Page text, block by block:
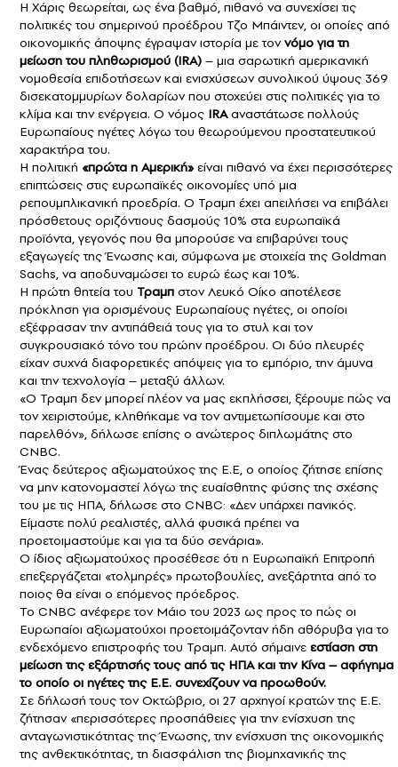
Η Χάρις θεωρείται, ως ένα βαθμό, πιθανό να συνεχίσει τις
πολιτικές του σημερινού προέδρου Τζο Μπάιντεν, οι οποίες από
οικονομικής άποψης έγραψαν ιστορία με τοννόμο για τη
μείωση του πληθωρισμού (IRA) – μια σαρωτική αμερικανική
νομοθεσία επιδοτήσεων και ενισχύσεων συνολικού ύψους 369
δισεκατομμυρίων δολαρίων που στοχεύει στις πολιτικές για το
κλίμα και την ενέργεια. Ο νόμος IRAαναστάτωσε πολλούς
Ευρωπαίους ηγέτες λόγω του θεωρούμενου προστατευτικού
χαρακτήρα του.
Η πολιτική «πρώτα η Αμερική» είναι πιθανό να έχει περισσότερες
επιπτώσεις στις ευρωπαϊκές οικονομίες υπό μια
ρεπουμπλικανική προεδρία. Ο Τραμπ έχει απειλήσει να επιβάλει
πρόσθετους οριζόντιους δασμούς 10% στα ευρωπαϊκά
προϊόντα, γεγονός που θα μπορούσε να επιβαρύνει τους
εξαγωγείς της Ένωσης και, σύμφωνα με στοιχεία της Goldman
Sachs, να αποδυναμώσει το ευρώ έως και 10%.
Η πρώτη θητεία του Τραμπ στον Λευκό Οίκο αποτέλεσε
πρόκληση για ορισμένους Ευρωπαίους ηγέτες, οι οποίοι
εξέφρασαν την αντιπάθειά τους για το στυλ και τον
συγκρουσιακό τόνο του πρώην προέδρου. Οι δύο πλευρές
είχαν συχνά διαφορετικές απόψεις για το εμπόριο, την άμυνα
και την τεχνολογία – μεταξύ άλλων.
«Ο Τραμπ δεν μπορεί πλέον να μας εκπλήσσει, ξέρουμε πώς να
τον χειριστούμε, κληθήκαμε να τον αντιμετωπίσουμε και στο
παρελθόν», δήλωσε επίσης ο ανώτερος διπλωμάτης στο
CNBC.
Ένας δεύτερος αξιωματούχος της Ε.Ε, ο οποίος ζήτησε επίσης
να μην κατονομαστεί λόγω της ευαίσθητης φύσης της σχέσης
του με τις ΗΠΑ, δήλωσε στο CNBC: «Δεν υπάρχει πανικός.
Είμαστε πολύ ρεαλιστές, αλλά φυσικά πρέπει να
προετοιμαστούμε και για τα δύο σενάρια».
Ο ίδιος αξιωματούχος προσέθεσε ότι η Ευρωπαϊκή Επιτροπή
επεξεργάζεται «τολμηρές» πρωτοβουλίες, ανεξάρτητα από το
ποιος θα είναι ο επόμενος πρόεδρος.
Το CNBC ανέφερε τον Μάιο του 2023 ως προς το πώς οι
Ευρωπαίοι αξιωματούχοι προετοιμάζονταν ήδη αθόρυβα για το
ενδεχόμενο επιστροφής του Τραμπ. Αυτό σήμαινε εστίαση στη
μείωση της εξάρτησής τους από τις ΗΠΑκαι την Κίνα – αφήγημα
το οποίο οι ηγέτες της Ε.Ε. συνεχίζουν να προωθούν.
Σε δήλωσή τους τον Οκτώβριο, οι 27 αρχηγοί κρατών της Ε.Ε.
ζήτησαν «περισσότερες προσπάθειες για την ενίσχυση της
ανταγωνιστικότητας της Ένωσης, την ενίσχυση της οικονομικής
της ανθεκτικότητας, τη διασφάλιση της βιομηχανικής της